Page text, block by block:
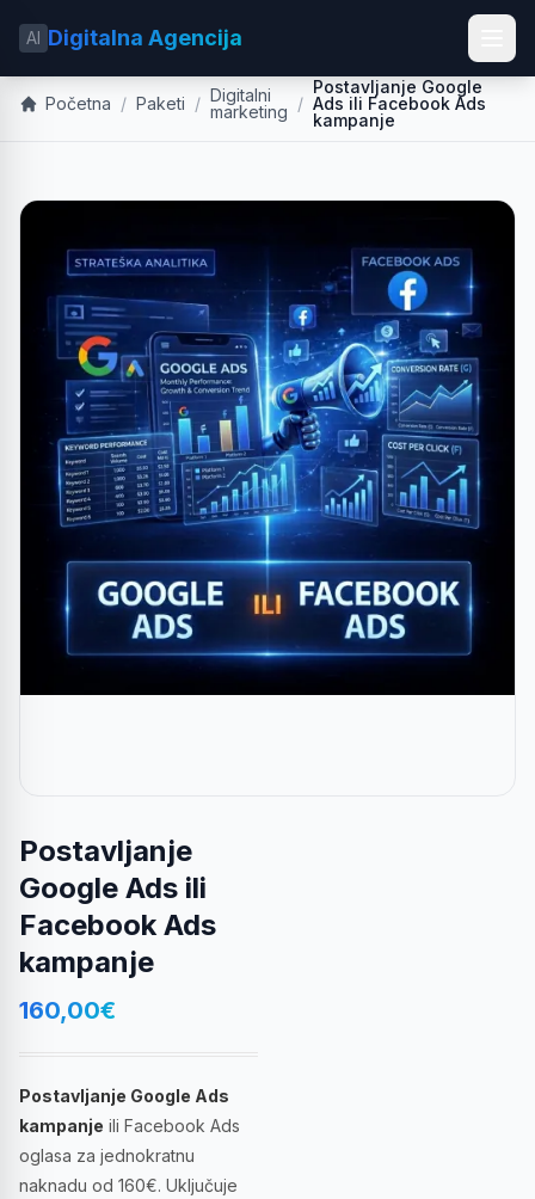
AI Digitalna Agencija
Početna / Paketi / Digitalni
marketing /
Postavljanje Google
Ads ili Facebook Ads
kampanje
Postavljanje
Google Ads ili
Facebook Ads
kampanje
160,00€
Postavljanje Google Ads
kampanje ili Facebook Ads
oglasa za jednokratnu
naknadu od 160€. Uključuje